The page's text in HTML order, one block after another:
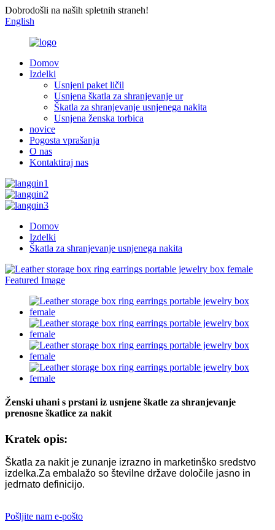
Dobrodošli na naših spletnih straneh!
English
Domov
Izdelki
Usnjeni paket ličil
Usnjena škatla za shranjevanje ur
Škatla za shranjevanje usnjenega nakita
Usnjena ženska torbica
novice
Pogosta vprašanja
O nas
Kontaktiraj nas
Domov
Izdelki
Škatla za shranjevanje usnjenega nakita
Ženski uhani s prstani iz usnjene škatle za shranjevanje
prenosne škatlice za nakit
Kratek opis:
Škatla za nakit je zunanje izrazno in marketinško sredstvo
izdelka.Za embalažo so številne države določile jasno in
jedrnato definicijo.
Pošljite nam e-pošto